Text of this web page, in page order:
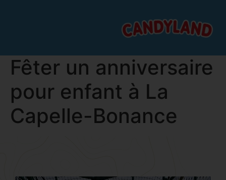
Fêter un anniversaire
pour enfant à La
Capelle-Bonance